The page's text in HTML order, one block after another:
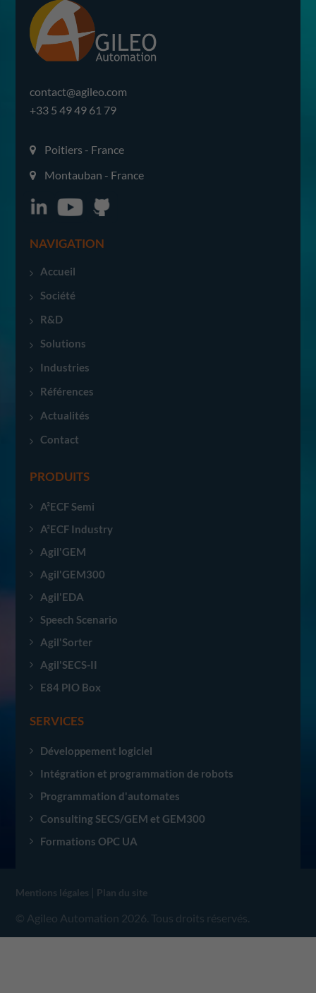
contact@agileo.com
+33 5 49 49 61 79
Poitiers - France
Montauban - France
NAVIGATION
Accueil
Société
R&D
Solutions
Industries
Références
Actualités
Contact
PRODUITS
A²ECF Semi
A²ECF Industry
Agil'GEM
Agil'GEM300
Agil'EDA
Speech Scenario
Agil'Sorter
Agil'SECS-II
E84 PIO Box
SERVICES
Développement logiciel
Intégration et programmation de robots
Programmation d'automates
Consulting SECS/GEM et GEM300
Formations OPC UA
Mentions légales | Plan du site
© Agileo Automation 2026. Tous droits réservés.